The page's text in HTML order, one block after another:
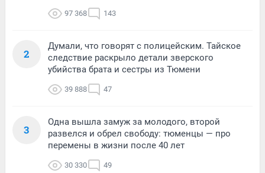
97 368 143
2
Думали, что говорят с полицейским. Тайское
следствие раскрыло детали зверского
убийства брата и сестры из Тюмени
39 888 47
3
Одна вышла замуж за молодого, второй
развелся и обрел свободу: тюменцы — про
перемены в жизни после 40 лет
30 330 49